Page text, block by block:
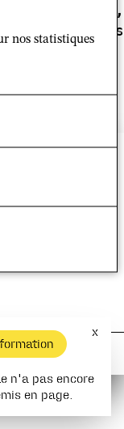
de
x
n'a pas encore
en page.
nos statistiques
Religions,